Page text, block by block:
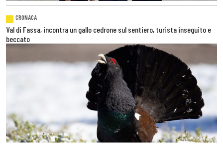
CRONACA
Val di Fassa, incontra un gallo cedrone sul sentiero, turista inseguito e
beccato